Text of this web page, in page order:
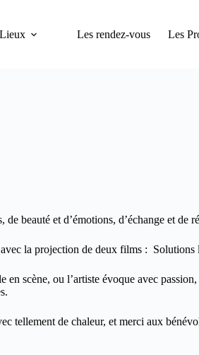
Les rendez-vous Les
beauté et d’émotions, d’échange et de
la projection de deux films :
scène, ou l’artiste évoque avec
tellement de chaleur, et merci aux